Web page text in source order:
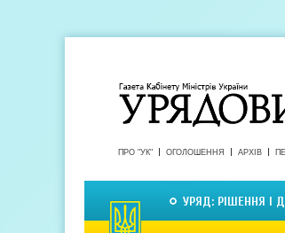
ПРО "УК" ОГОЛОШЕННЯ АРХІВ
УРЯД: РІШЕННЯ І